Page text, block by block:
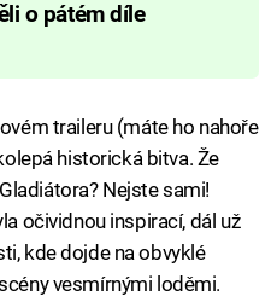
o pátém díle
traileru (máte ho nahoře
historická bitva. Že
Nejste sami!
očividnou inspirací, dál už
kde dojde na obvyklé
vesmírnými loděmi.